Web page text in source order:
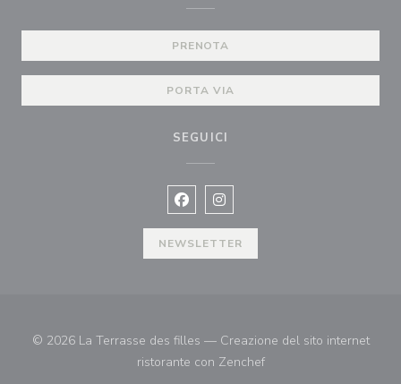
PRENOTA
PORTA VIA
SEGUICI
Facebook ((apre una nuova
Instagram ((apre una nuova
NEWSLETTER
© 2026 La Terrasse des filles — Creazione del sito internet
ristorante con Zenchef((apre una nuova